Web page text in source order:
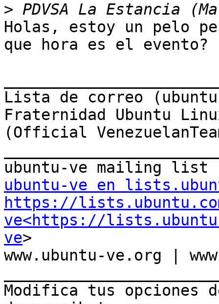
>
Holas, estoy un pelo
que hora es el evento?
Lista de correo
Fraternidad Ubuntu
(Official
ubuntu-ve en
https://
ve<https://
ve>
www.ubuntu-ve.org |
Modifica tus opciones